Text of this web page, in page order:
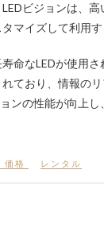
ビジョンは、
マイズして利用す
命なLEDが使用
ており、情報の
ンの性能が向上
価格 レンタル